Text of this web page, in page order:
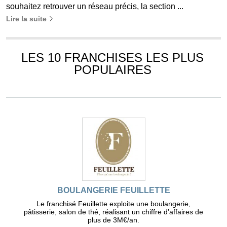
souhaitez retrouver un réseau précis, la section ...
Lire la suite
LES 10 FRANCHISES LES PLUS
POPULAIRES
BOULANGERIE FEUILLETTE
Le franchisé Feuillette exploite une boulangerie,
pâtisserie, salon de thé, réalisant un chiffre d’affaires de
plus de 3M€/an.